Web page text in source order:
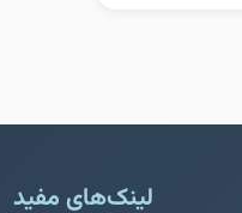
لینک‌های مفید